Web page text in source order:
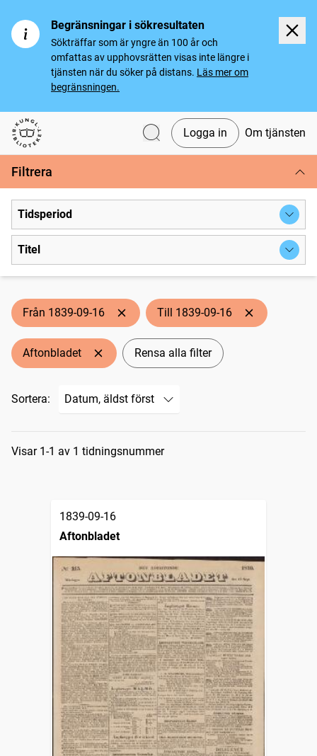
Begränsningar i sökresultaten
Sökträffar som är yngre än 100 år och
omfattas av upphovsrätten visas inte längre i
tjänsten när du söker på distans. Läs mer om
begränsningen.
Svenska tidningar
Logga in Om tjänsten
Filtrera
Tidsperiod
Titel
Från 1839-09-16 Till 1839-09-16
Aftonbladet Rensa alla filter
Sortera:
Sökresultat
Visar 1-1 av 1 tidningsnummer
1839-09-16
Aftonbladet